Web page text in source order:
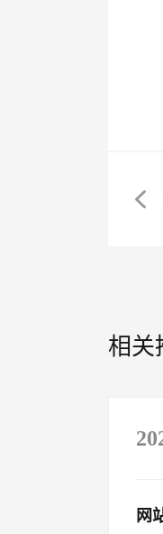
相关